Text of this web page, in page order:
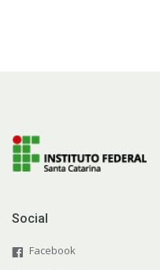
Social
Facebook